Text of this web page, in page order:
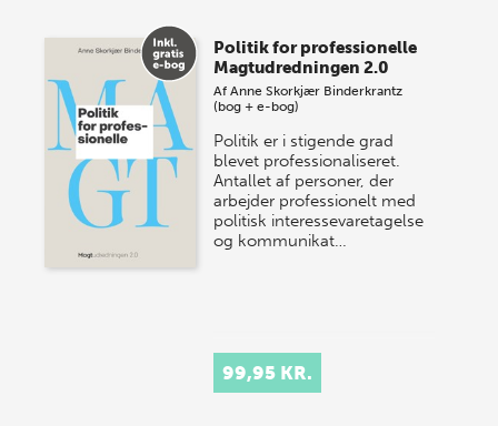
Politik for professionelle
Magtudredningen 2.0
AfAnne Skorkjær Binderkrantz
(bog + e-bog)
Politik er i stigende grad
blevet professionaliseret.
Antallet af personer, der
arbejder professionelt med
politisk interessevaretagelse
og kommunikat…
99,95 KR.